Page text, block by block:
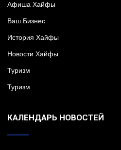
Афиша Хайфы
Ваш Бизнес
История Хайфы
Новости Хайфы
Туризм
Туризм
КАЛЕНДАРЬ НОВОСТЕЙ